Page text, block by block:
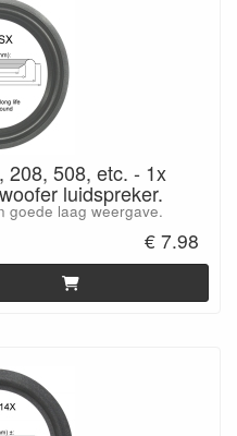
208, 508, etc. - 1x
luidspreker.
goede laag weergave.
€ 7.98